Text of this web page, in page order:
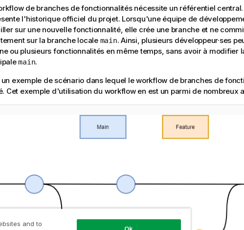
e
I
n
f
o
r
a
t
de branches de fonctionnalités nécessite un référentiel
l'historique officiel du projet. Lorsqu'une équipe de
sur une nouvelle fonctionnalité, elle crée une branche et ne
sur la branche locale main. Ainsi, plusieurs développeur·ses
ou plusieurs fonctionnalités en même temps, sans avoir à modifier
main.
exemple de scénario dans lequel le workflow de branches de
Cet exemple d'utilisation du workflow en est un parmi de nombreux
and to